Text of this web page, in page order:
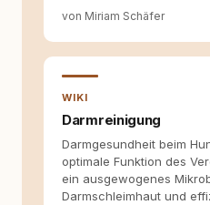
allein nicht
Selbstreflexion
Texten möchte ich
von Miriam Schäfer
WIKI
Darmreinigung
Darmgesundheit beim
optimale Funktion des
ein ausgewogenes
Darmschleimhaut und